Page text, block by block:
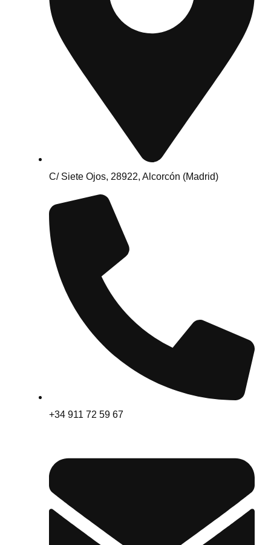
C/ Siete Ojos, 28922, Alcorcón (Madrid)
+34 911 72 59 67